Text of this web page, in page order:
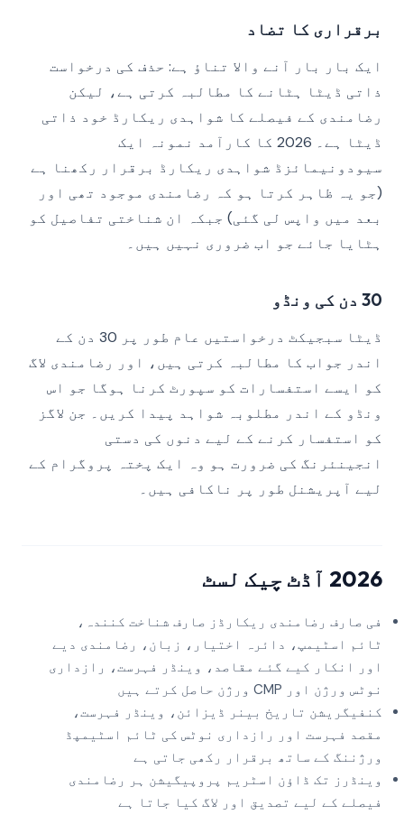
برقراری کا تضاد
ایک بار بار آنے والا تناؤ ہے: حذف کی درخواست
ذاتی ڈیٹا ہٹانے کا مطالبہ کرتی ہے، لیکن
رضامندی کے فیصلے کا شواہدی ریکارڈ خود ذاتی
ڈیٹا ہے۔ 2026 کا کارآمد نمونہ ایک
سیودونیمائزڈ شواہدی ریکارڈ برقرار رکھنا ہے
(جو یہ ظاہر کرتا ہو کہ رضامندی موجود تھی اور
بعد میں واپس لی گئی) جبکہ ان شناختی تفاصیل کو
ہٹایا جائے جو اب ضروری نہیں ہیں۔
30 دن کی ونڈو
ڈیٹا سبجیکٹ درخواستیں عام طور پر 30 دن کے
اندر جواب کا مطالبہ کرتی ہیں، اور رضامندی لاگ
کو ایسے استفسارات کو سپورٹ کرنا ہوگا جو اس
ونڈو کے اندر مطلوبہ شواہد پیدا کریں۔ جن لاگز
کو استفسار کرنے کے لیے دنوں کی دستی
انجینئرنگ کی ضرورت ہو وہ ایک پختہ پروگرام کے
لیے آپریشنل طور پر ناکافی ہیں۔
2026 آڈٹ چیک لسٹ
فی صارف رضامندی ریکارڈز صارف شناخت کنندہ،
ٹائم اسٹیمپ، دائرہ اختیار، زبان، رضامندی دیے
اور انکار کیے گئے مقاصد، وینڈر فہرست، رازداری
نوٹس ورژن اور CMP ورژن حاصل کرتے ہیں
کنفیگریشن تاریخ بینر ڈیزائن، وینڈر فہرست،
مقصد فہرست اور رازداری نوٹس کی ٹائم اسٹیمپڈ
ورژننگ کے ساتھ برقرار رکھی جاتی ہے
وینڈرز تک ڈاؤن اسٹریم پروپیگیشن ہر رضامندی
فیصلے کے لیے تصدیق اور لاگ کیا جاتا ہے